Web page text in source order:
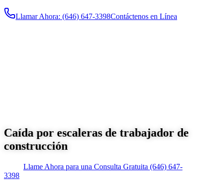
Llamar Ahora: (646) 647-3398Contáctenos en Línea
Caída por escaleras de trabajador de
construcción
Llame Ahora para una Consulta Gratuita (646) 647-
3398